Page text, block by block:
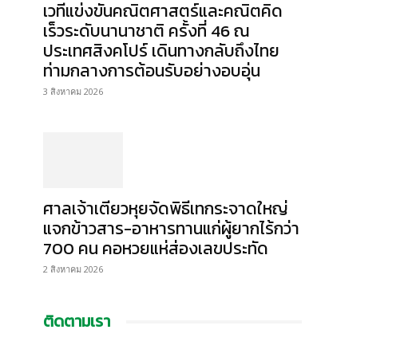
เวทีแข่งขันคณิตศาสตร์และคณิตคิด
เร็วระดับนานาชาติ ครั้งที่ 46 ณ
ประเทศสิงคโปร์ เดินทางกลับถึงไทย
ท่ามกลางการต้อนรับอย่างอบอุ่น
3 สิงหาคม 2026
ศาลเจ้าเตียวหุยจัดพิธีเทกระจาดใหญ่
แจกข้าวสาร-อาหารทานแก่ผู้ยากไร้กว่า
700 คน คอหวยแห่ส่องเลขประทัด
2 สิงหาคม 2026
ติดตามเรา